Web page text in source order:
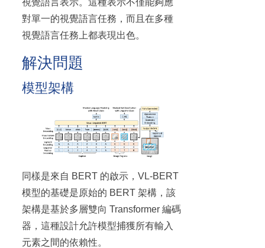
對單一的視覺語言任務，而且在多種
視覺語言任務上都表現出色。
解決問題
模型架構
同樣是來自 BERT 的啟示，VL-BERT
模型的基礎是原始的 BERT 架構，該
架構是基於多層雙向 Transformer 編碼
器，這種設計允許模型捕獲所有輸入
元素之間的依賴性。